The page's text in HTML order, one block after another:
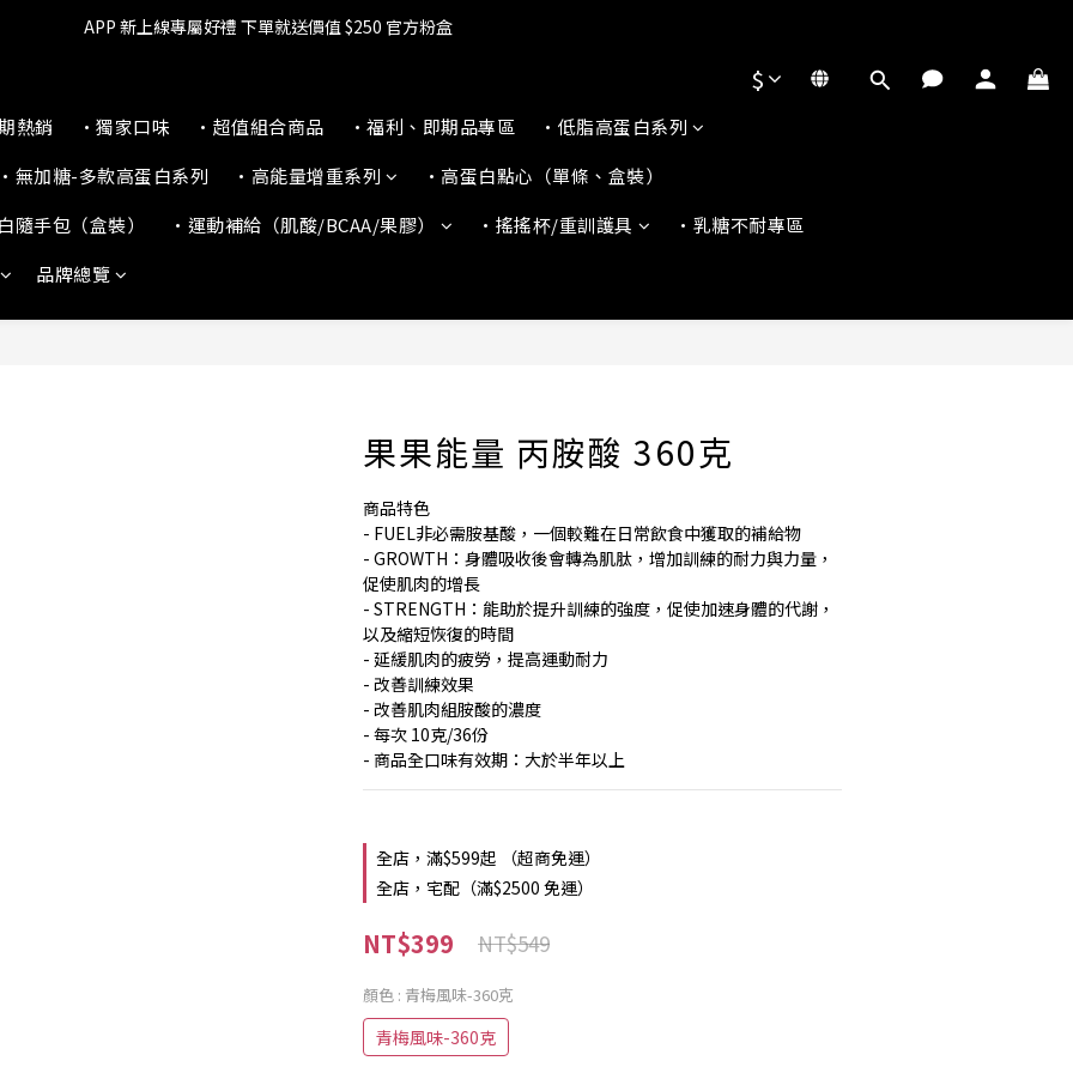
🔥滿$599【超商取貨免運】下單再送2%購物金+點數‼️
APP 新上線專屬好禮 下單就送價值 $250 官方粉盒
🔥滿$599【超商取貨免運】下單再送2%購物金+點數‼️
$
熱銷 •獨家口味 •超值組合商品 •福利、即期品專區
•低脂高蛋白系列
無加糖-多款高蛋白系列
•高能量增重系列
•高蛋白點心（單條、盒裝）
隨手包（盒裝）
•運動補給（肌酸/BCAA/果膠） •搖搖杯/重訓護具
•乳糖不耐專區
品牌總覽
果果能量 丙胺酸 360克
商品特色
- FUEL非必需胺基酸，一個較難在日常飲食中獲取的補給物
- GROWTH：身體吸收後會轉為肌肽，增加訓練的耐力與力量，
促使肌肉的增長
- STRENGTH：能助於提升訓練的強度，促使加速身體的代謝，
以及縮短恢復的時間
- 延緩肌肉的疲勞，提高運動耐力
- 改善訓練效果
- 改善肌肉組胺酸的濃度
- 每次 10克/36份
- 商品全口味有效期：大於半年以上
全店，滿$599起 （超商免運）
全店，宅配（滿$2500 免運）
NT$399 NT$549
顏色 : 青梅風味-360克
青梅風味-360克